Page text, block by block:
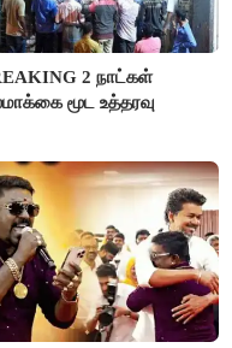
2 நாட்கள்
மூட உத்தரவு